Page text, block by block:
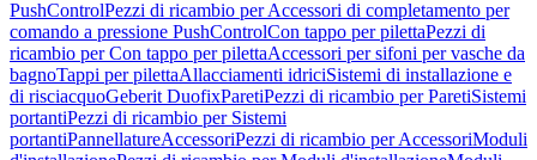
PushControlPezzi di ricambio per Accessori di completamento per
comando a pressione PushControlCon tappo per pilettaPezzi di
ricambio per Con tappo per pilettaAccessori per sifoni per vasche da
bagnoTappi per pilettaAllacciamenti idriciSistemi di installazione e
di risciacquoGeberit DuofixParetiPezzi di ricambio per ParetiSistemi
portantiPezzi di ricambio per Sistemi
portantiPannellatureAccessoriPezzi di ricambio per AccessoriModuli